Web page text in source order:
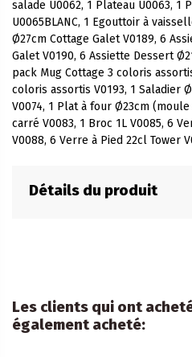
salade U0062, 1 Plateau U0063, 1
U0065BLANC, 1 Egouttoir à
Ø27cm Cottage Galet V0189, 6
Galet V0190, 6 Assiette Dessert
pack Mug Cottage 3 coloris
coloris assortis V0193, 1 Saladier
V0074, 1 Plat à four Ø23cm
carré V0083, 1 Broc 1L V0085, 6
V0088, 6 Verre à Pied 22cl Tower
Détails du produit
Les clients qui ont
également acheté: